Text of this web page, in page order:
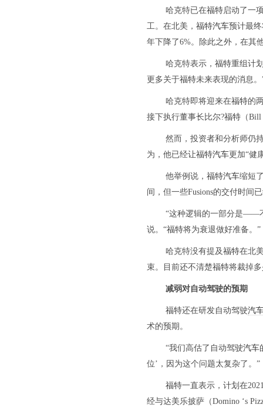
哈克特已在福特启动了一
工。在北美， 福特汽车预计最
年下降了6%。除此之外，在其
哈克特表示， 福特重组计
更多关于福特未来表现的消息。
哈克特即将迎来在福特的
接下执行董事长比尔?福特 （
然而，投资者和分析师仍
为，他已经让福特汽车更加“健
他举例说， 福特汽车缩短
间，但一些Fusions的交付时间
“这种逻辑的一部分是——
说。“福特将为衰退做好准备。”
哈克特没有提及福特在北
束。目前还不清楚福特将裁掉
减弱对自动驾驶的预期
福特还在研发自动驾驶汽
术的预期。
“我们高估了自动驾驶汽车
位’，因为这个问题太复杂了。”
福特一直表示，计划在
经与达美乐披萨（Domino ‘s